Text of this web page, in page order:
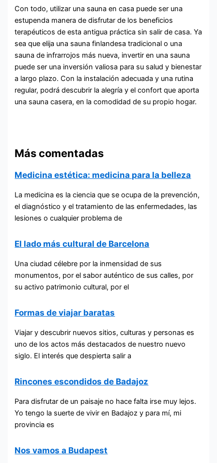
Con todo, utilizar una sauna en casa puede ser una
estupenda manera de disfrutar de los beneficios
terapéuticos de esta antigua práctica sin salir de casa. Ya
sea que elija una sauna finlandesa tradicional o una
sauna de infrarrojos más nueva, invertir en una sauna
puede ser una inversión valiosa para su salud y bienestar
a largo plazo. Con la instalación adecuada y una rutina
regular, podrá descubrir la alegría y el confort que aporta
una sauna casera, en la comodidad de su propio hogar.
Más comentadas
Medicina estética: medicina para la belleza
La medicina es la ciencia que se ocupa de la prevención,
el diagnóstico y el tratamiento de las enfermedades, las
lesiones o cualquier problema de
El lado más cultural de Barcelona
Una ciudad célebre por la inmensidad de sus
monumentos, por el sabor auténtico de sus calles, por
su activo patrimonio cultural, por el
Formas de viajar baratas
Viajar y descubrir nuevos sitios, culturas y personas es
uno de los actos más destacados de nuestro nuevo
siglo. El interés que despierta salir a
Rincones escondidos de Badajoz
Para disfrutar de un paisaje no hace falta irse muy lejos.
Yo tengo la suerte de vivir en Badajoz y para mí, mi
provincia es
Nos vamos a Budapest